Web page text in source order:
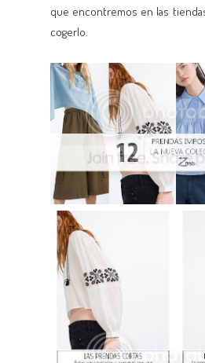
que encontremos en las
cogerlo.